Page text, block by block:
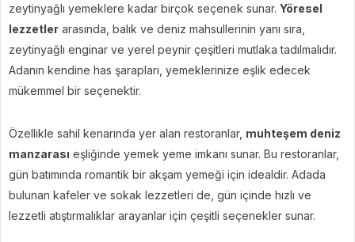
zeytinyağlı yemeklere kadar birçok seçenek sunar. Yöresel
lezzetler arasında, balık ve deniz mahsullerinin yanı sıra,
zeytinyağlı enginar ve yerel peynir çeşitleri mutlaka tadılmalıdır.
Adanın kendine has şarapları, yemeklerinize eşlik edecek
mükemmel bir seçenektir.
Özellikle sahil kenarında yer alan restoranlar, muhteşem deniz
manzarası eşliğinde yemek yeme imkanı sunar. Bu restoranlar,
gün batımında romantik bir akşam yemeği için idealdir. Adada
bulunan kafeler ve sokak lezzetleri de, gün içinde hızlı ve
lezzetli atıştırmalıklar arayanlar için çeşitli seçenekler sunar.